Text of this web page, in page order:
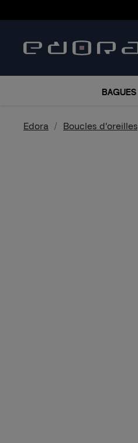
BRACELETS COLLIERS
BAGUES
Edora Boucles d'oreilles